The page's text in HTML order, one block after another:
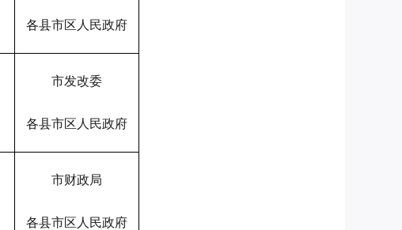
各县市区人民政府
市发改委
各县市区人民政府
市财政局
各县市区人民政府